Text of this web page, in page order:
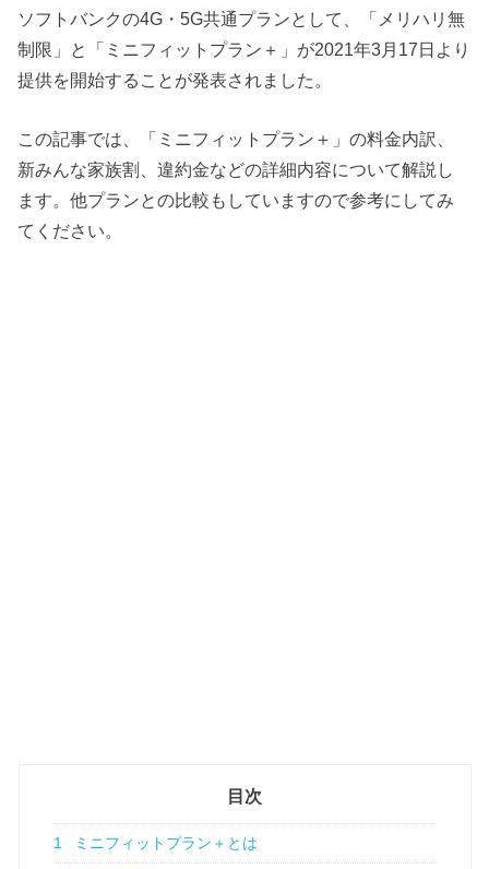
ソフトバンクの4G・5G共通プランとして、「メリハリ無
制限」と「ミニフィットプラン＋」が2021年3月17日より
提供を開始することが発表されました。
この記事では、「ミニフィットプラン＋」の料金内訳、
新みんな家族割、違約金などの詳細内容について解説し
ます。他プランとの比較もしていますので参考にしてみ
てください。
目次
1 ミニフィットプラン＋とは